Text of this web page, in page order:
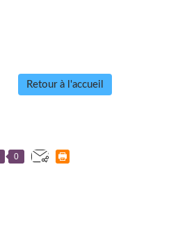
Retour à l'accueil
0